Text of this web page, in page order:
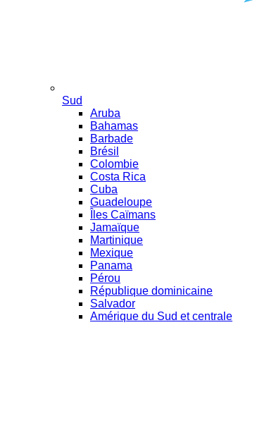
Sud
Aruba
Bahamas
Barbade
Brésil
Colombie
Costa Rica
Cuba
Guadeloupe
Îles Caïmans
Jamaïque
Martinique
Mexique
Panama
Pérou
République dominicaine
Salvador
Amérique du Sud et centrale